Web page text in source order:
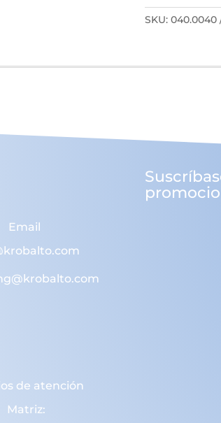
SKU: 040.0040
Email
de atención
Matriz: